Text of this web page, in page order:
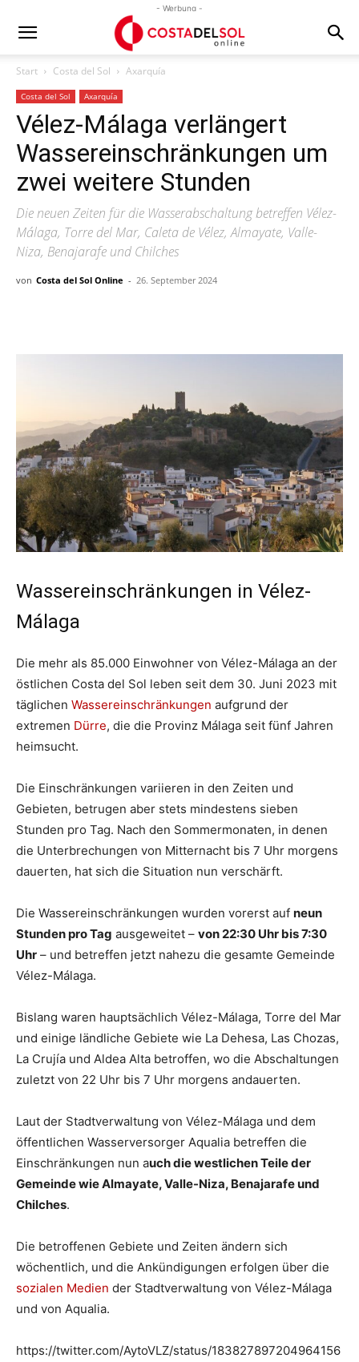
- Werbung -
Start Costa del Sol Axarquía
Costa del Sol Axarquía
Vélez-Málaga verlängert
Wassereinschränkungen um
zwei weitere Stunden
Die neuen Zeiten für die Wasserabschaltung betreffen Vélez-
Málaga, Torre del Mar, Caleta de Vélez, Almayate, Valle-
Niza, Benajarafe und Chilches
von Costa del Sol Online - 26. September 2024
Wassereinschränkungen in Vélez-
Málaga
Die mehr als 85.000 Einwohner von Vélez-Málaga an der
östlichen Costa del Sol leben seit dem 30. Juni 2023 mit
täglichen Wassereinschränkungen aufgrund der
extremen Dürre, die die Provinz Málaga seit fünf Jahren
heimsucht.
Die Einschränkungen variieren in den Zeiten und
Gebieten, betrugen aber stets mindestens sieben
Stunden pro Tag. Nach den Sommermonaten, in denen
die Unterbrechungen von Mitternacht bis 7 Uhr morgens
dauerten, hat sich die Situation nun verschärft.
Die Wassereinschränkungen wurden vorerst auf neun
Stunden pro Tag ausgeweitet – von 22:30 Uhr bis 7:30
Uhr – und betreffen jetzt nahezu die gesamte Gemeinde
Vélez-Málaga.
Bislang waren hauptsächlich Vélez-Málaga, Torre del Mar
und einige ländliche Gebiete wie La Dehesa, Las Chozas,
La Crujía und Aldea Alta betroffen, wo die Abschaltungen
zuletzt von 22 Uhr bis 7 Uhr morgens andauerten.
Laut der Stadtverwaltung von Vélez-Málaga und dem
öffentlichen Wasserversorger Aqualia betreffen die
Einschränkungen nun auch die westlichen Teile der
Gemeinde wie Almayate, Valle-Niza, Benajarafe und
Chilches.
Die betroffenen Gebiete und Zeiten ändern sich
wöchentlich, und die Ankündigungen erfolgen über die
sozialen Medien der Stadtverwaltung von Vélez-Málaga
und von Aqualia.
https://twitter.com/AytoVLZ/status/183827897204964156